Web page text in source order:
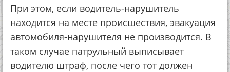
При этом, если водитель-нарушитель
находится на месте происшествия, эвакуация
автомобиля-нарушителя не производится. В
таком случае патрульный выписывает
водителю штраф, после чего тот должен